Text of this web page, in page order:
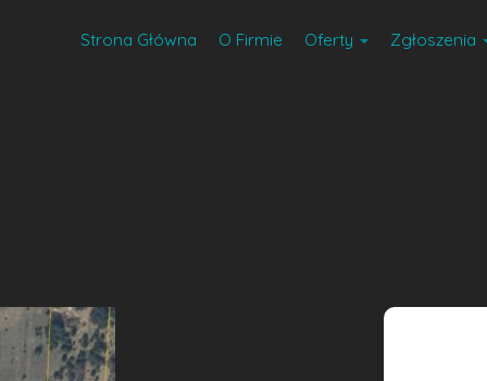
Strona Główna O Firmie Oferty Zgłoszenia